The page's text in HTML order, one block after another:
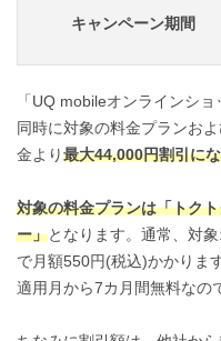
キャンペーン期間
「UQ mobileオンラインシ
同時に対象の料金プランお
金より最大44,000円割引に
対象の料金プランは「トク
ー」となります。通常、対
で月額550円(税込)かかりま
適用月から7カ月間無料なの